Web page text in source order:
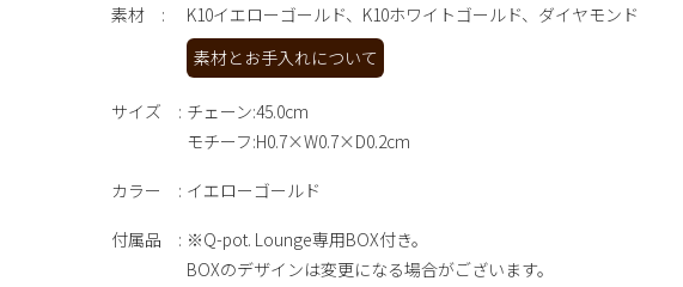
素材
K10イエローゴールド、K10ホワイトゴールド、ダイヤモンド
素材とお手入れについて
サイズ
チェーン:45.0cm
モチーフ:H0.7×W0.7×D0.2cm
カラー イエローゴールド
付属品
※Q-pot. Lounge専用BOX付き。
BOXのデザインは変更になる場合がございます。